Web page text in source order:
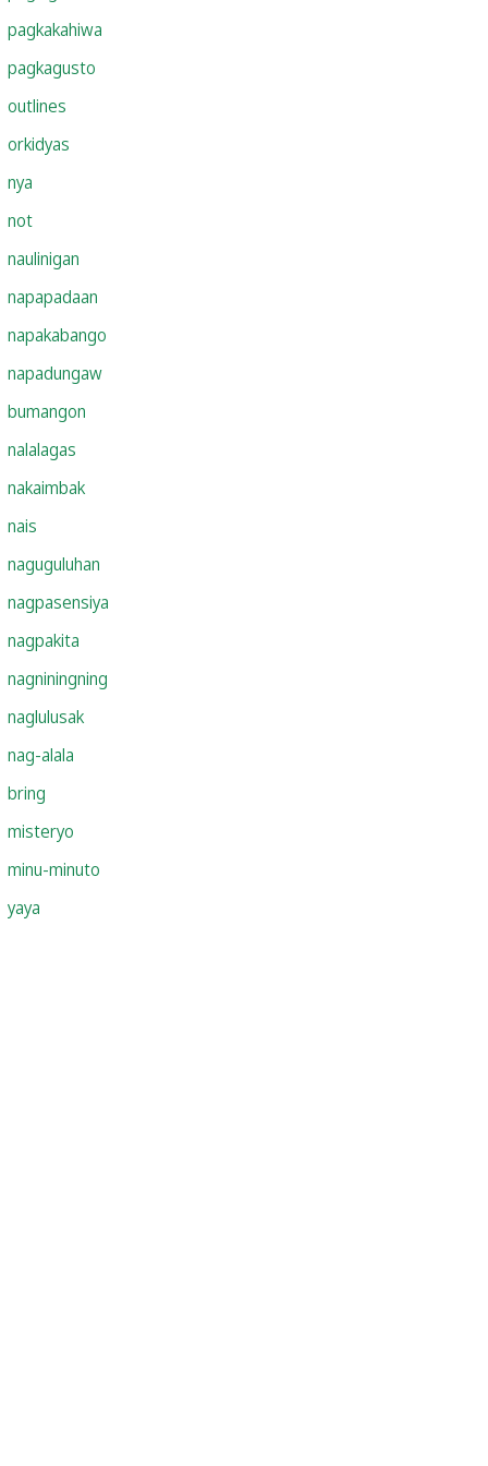
pagkakahiwa
pagkagusto
outlines
orkidyas
nya
not
naulinigan
napapadaan
napakabango
napadungaw
bumangon
nalalagas
nakaimbak
nais
naguguluhan
nagpasensiya
nagpakita
nagniningning
naglulusak
nag-alala
bring
misteryo
minu-minuto
yaya